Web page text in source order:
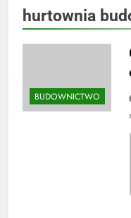
hurtownia
BUDOWNICTWO